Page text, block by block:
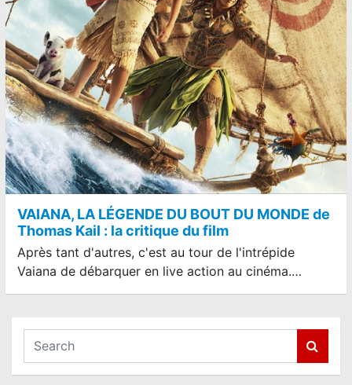
VAIANA, LA LÉGENDE DU BOUT DU MONDE de
Thomas Kail : la critique du film
Après tant d'autres, c'est au tour de l'intrépide
Vaiana de débarquer en live action au cinéma.…
a